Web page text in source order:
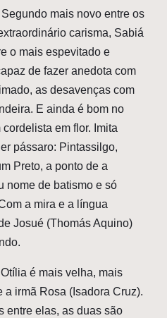
mais novo entre os
carisma, Sabiá
o mais espevitado e
de fazer anedota com
as desavenças com
E ainda é bom no
em flor. Imita
pássaro: Pintassilgo,
Preto, a ponto de a
nome de batismo e só
a mira e a língua
Josué (Thomás Aquino)
é mais velha, mais
irmã Rosa (Isadora Cruz).
entre elas, as duas são